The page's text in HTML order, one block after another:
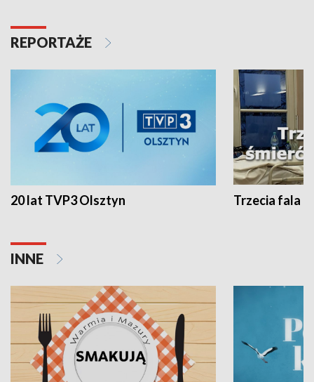
REPORTAŻE
20 lat TVP3 Olsztyn Trzecia fala -
INNE